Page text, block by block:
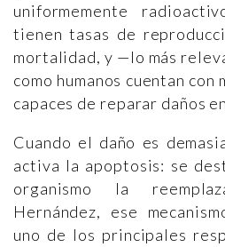
uniformemente
tienen tasas de
mortalidad, y —lo más
como humanos cuentan con
capaces de reparar daños
Cuando el daño es
activa la apoptosis: se
organismo la
Hernández, ese
uno de los principales